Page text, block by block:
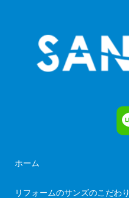
ホーム
リフォームのサンズのこだわり